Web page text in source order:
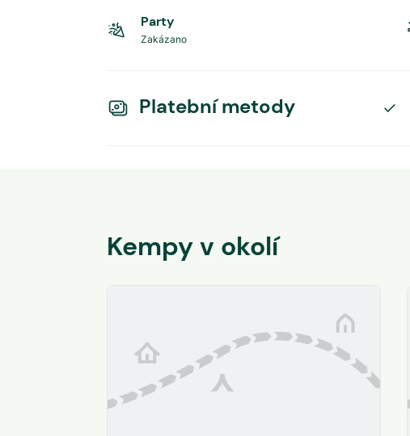
Party
Zakázano
Platební metody
Kempy v okolí